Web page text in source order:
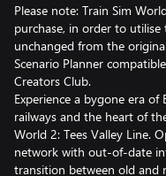
Please note: Train Sim
purchase, in order to
unchanged from the
Scenario Planner
Creators Club.
Experience a bygone era
railways and the heart of
World 2: Tees Valley Line.
network with out-of-date
transition between old and